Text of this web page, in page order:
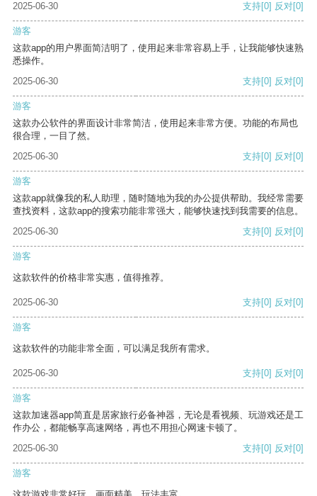
2025-06-30 支持[0] 反对[0]
游客
这款app的用户界面简洁明了，使用起来非常容易上手，让我能够快速熟
悉操作。
2025-06-30
支持[0] 反对[0]
游客
这款办公软件的界面设计非常简洁，使用起来非常方便。功能的布局也
很合理，一目了然。
2025-06-30
支持[0] 反对[0]
游客
这款app就像我的私人助理，随时随地为我的办公提供帮助。我经常需要
查找资料，这款app的搜索功能非常强大，能够快速找到我需要的信息。
2025-06-30
支持[0] 反对[0]
游客
这款软件的价格非常实惠，值得推荐。
2025-06-30 支持[0] 反对[0]
游客
这款软件的功能非常全面，可以满足我所有需求。
2025-06-30 支持[0] 反对[0]
游客
这款加速器app简直是居家旅行必备神器，无论是看视频、玩游戏还是工
作办公，都能畅享高速网络，再也不用担心网速卡顿了。
2025-06-30
支持[0] 反对[0]
游客